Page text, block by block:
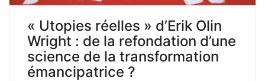
« Utopies réelles » d’Erik Olin
Wright : de la refondation d’une
science de la transformation
émancipatrice ?